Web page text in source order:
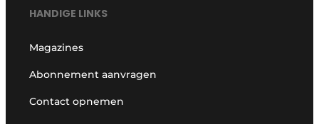
HANDIGE LINKS
Magazines
Abonnement aanvragen
Contact opnemen